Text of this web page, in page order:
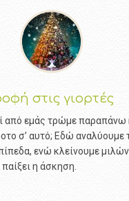
στις γιορτές
από εμάς τρώμε παραπάνω
σ’ αυτό; Εδώ αναλύουμε
ενώ κλείνουμε
η άσκηση.